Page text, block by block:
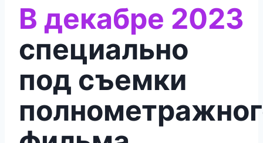
В декабре 2023
специально
под съемки